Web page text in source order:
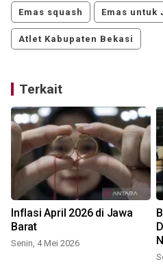
Emas squash Emas untuk
Atlet Kabupaten Bekasi
Terkait
Inflasi April 2026 di Jawa
Barat
Senin, 4 Mei 2026